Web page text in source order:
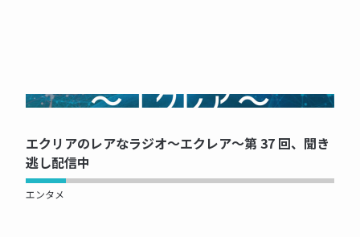
NOW PRINTING...
エクリアのレアなラジオ～エクレア～第 37 回、聞き
逃し配信中
エンタメ